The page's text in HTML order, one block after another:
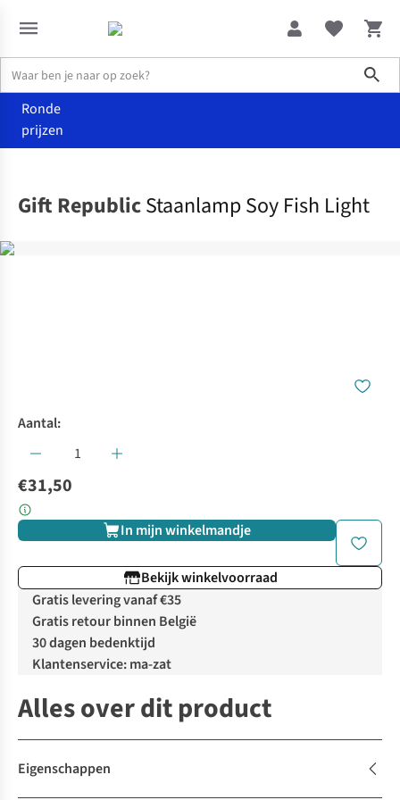
Ronde
prijzen
Gift RepublicStaanlamp Soy Fish Light
Aantal:
€31,50
In mijn winkelmandje
Bekijk winkelvoorraad
Gratis levering vanaf €35
Gratis retour binnen België
30 dagen bedenktijd
Klantenservice: ma-zat
Alles over dit product
Eigenschappen